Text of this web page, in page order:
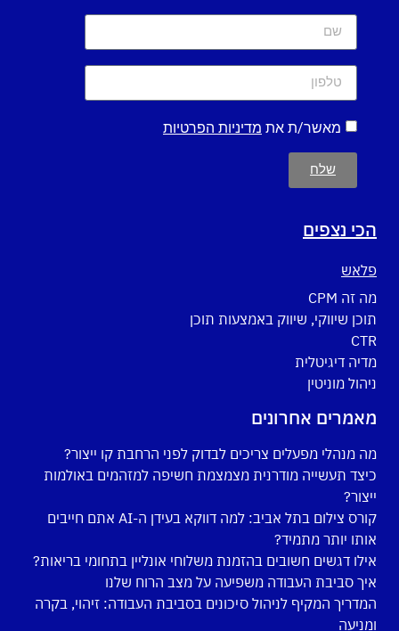
מאשר/ת את מדיניות הפרטיות
שלח
הכי נצפים
פלאש
מה זה CPM
תוכן שיווקי, שיווק באמצעות תוכן
CTR
מדיה דיגיטלית
ניהול מוניטין
מאמרים אחרונים
מה מנהלי מפעלים צריכים לבדוק לפני הרחבת קו ייצור?
כיצד תעשייה מודרנית מצמצמת חשיפה למזהמים באולמות
ייצור?
קורס צילום בתל אביב: למה דווקא בעידן ה-AI אתם חייבים
אותו יותר מתמיד?
אילו דגשים חשובים בהזמנת משלוחי אונליין בתחומי בריאות?
איך סביבת העבודה משפיעה על מצב הרוח שלנו
המדריך המקיף לניהול סיכונים בסביבת העבודה: זיהוי, בקרה
ומניעה